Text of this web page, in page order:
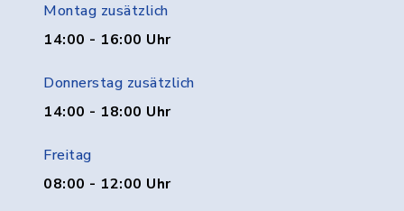
Montag zusätzlich
14:00 - 16:00 Uhr
Donnerstag zusätzlich
14:00 - 18:00 Uhr
Freitag
08:00 - 12:00 Uhr